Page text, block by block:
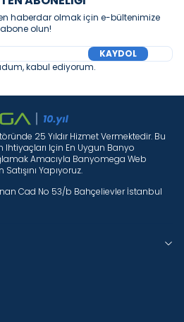
haberdar olmak için e-bültenimize
abone olun!
KAYDOL
kabul ediyorum.
25 Yıldır Hizmet Vermektedir. Bu
Için En Uygun Banyo
Amacıyla Banyomega Web
Yapıyoruz.
Cad No 53/b Bahçelievler İstanbul